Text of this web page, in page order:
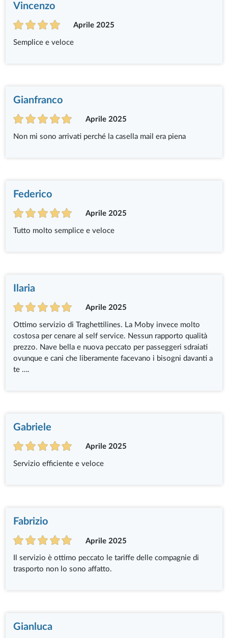
Vincenzo
Aprile 2025
Semplice e veloce
Gianfranco
Aprile 2025
Non mi sono arrivati perché la casella mail era piena
Federico
Aprile 2025
Tutto molto semplice e veloce
Ilaria
Aprile 2025
Ottimo servizio di Traghettilines. La Moby invece molto
costosa per cenare al self service. Nessun rapporto qualità
prezzo. Nave bella e nuova peccato per passeggeri sdraiati
ovunque e cani che liberamente facevano i bisogni davanti a
te ….
Gabriele
Aprile 2025
Servizio efficiente e veloce
Fabrizio
Aprile 2025
Il servizio è ottimo peccato le tariffe delle compagnie di
trasporto non lo sono affatto.
Gianluca